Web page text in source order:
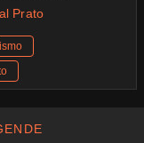
Prato